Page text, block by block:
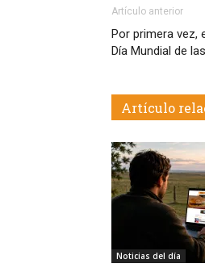
Artículo anterior
Por primera vez,
Día Mundial de
Artículo
Noticias del día